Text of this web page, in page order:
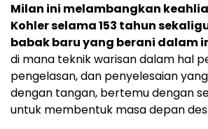
Milan ini melambangkan
Kohler selama 153 tahun
babak baru yang berani dalam
di mana teknik warisan dalam hal
pengelasan, dan penyelesaian
dengan tangan, bertemu dengan
untuk membentuk masa depan